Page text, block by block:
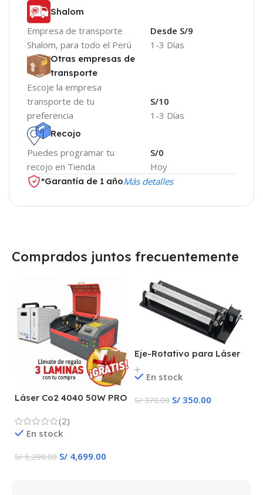
Shalom
Empresa de transporte
Shalom, para todo el Perú
1-3 Días
Desde S/9
Otras empresas de
transporte
Escoje la empresa
transporte de tu
preferencia
1-3 Días
S/10
Recojo
Puedes programar tu
recojo en Tienda
Hoy
S/0
*Garantía de 1 añoMás detalles
Comprados juntos frecuentemente
Láser Co2 4040 50W PRO
(2)
En stock
S/5,290.00 S/ 4,699.00
Eje-Rotativo para Láser
Co2
En stock
S/370.00 S/ 350.00